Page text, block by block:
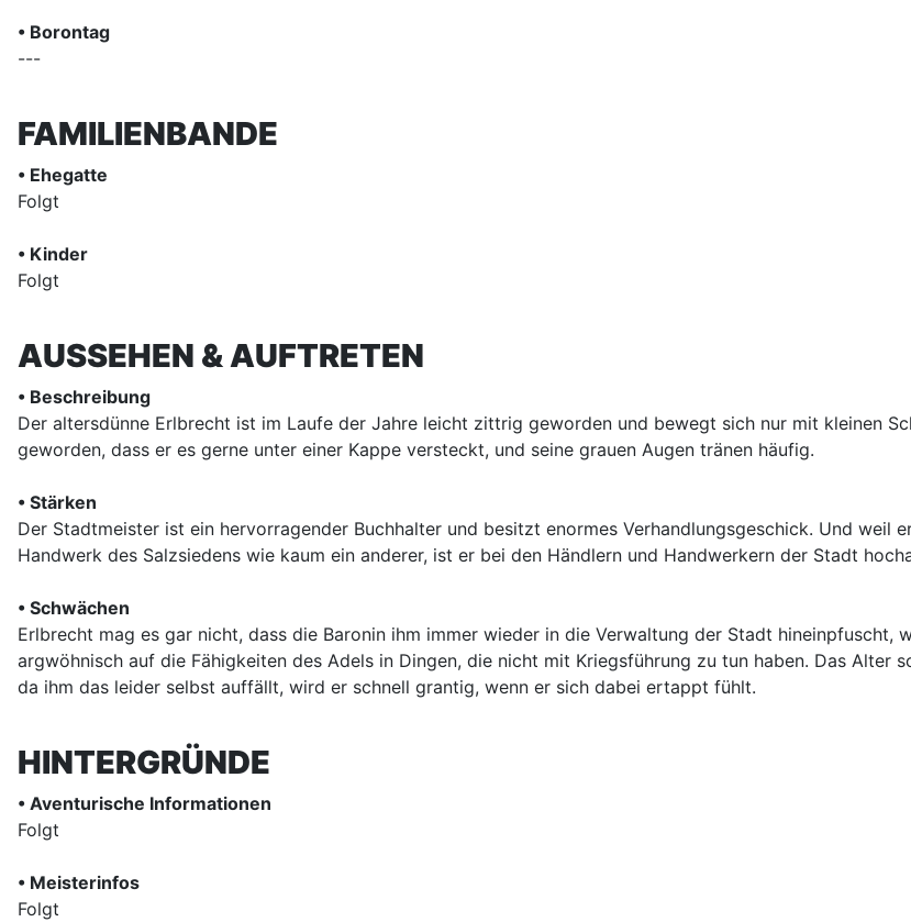
• Borontag
---
FAMILIENBANDE
• Ehegatte
Folgt
• Kinder
Folgt
AUSSEHEN & AUFTRETEN
• Beschreibung
Der altersdünne Erlbrecht ist im Laufe der Jahre leicht zittrig geworden und bewegt sich nur mit kleinen
geworden, dass er es gerne unter einer Kappe versteckt, und seine grauen Augen tränen häufig.
• Stärken
Der Stadtmeister ist ein hervorragender Buchhalter und besitzt enormes Verhandlungsgeschick. Und weil
Handwerk des Salzsiedens wie kaum ein anderer, ist er bei den Händlern und Handwerkern der Stadt
• Schwächen
Erlbrecht mag es gar nicht, dass die Baronin ihm immer wieder in die Verwaltung der Stadt hineinpfuscht,
argwöhnisch auf die Fähigkeiten des Adels in Dingen, die nicht mit Kriegsführung zu tun haben. Das Alter
da ihm das leider selbst auffällt, wird er schnell grantig, wenn er sich dabei ertappt fühlt.
HINTERGRÜNDE
• Aventurische Informationen
Folgt
• Meisterinfos
Folgt